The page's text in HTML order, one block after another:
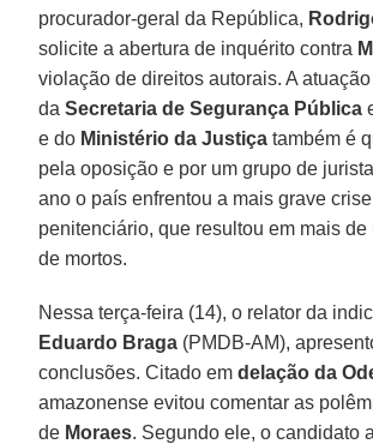
procurador-geral da República,
solicite a abertura de inquérito contra
violação de direitos autorais. A
daSecretaria de Segurança Pública
e do Ministério da Justiça também é
pela oposição e por um grupo de
ano o país enfrentou a mais grave
penitenciário, que resultou em mais de
de mortos.
Nessa terça-feira (14), o relator da
Eduardo Braga (PMDB-AM),
conclusões. Citado emdelação da
amazonense evitou comentar as
de Moraes. Segundo ele, o candidato